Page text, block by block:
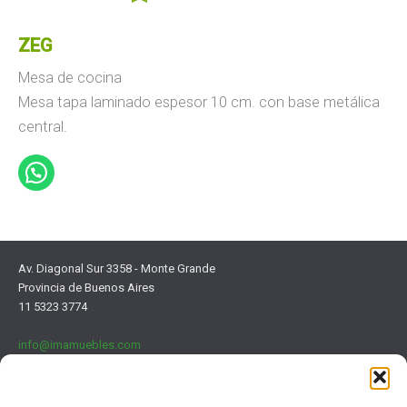
ZEG
Mesa de cocina
Mesa tapa laminado espesor 10 cm. con base metálica
central.
Av. Diagonal Sur 3358 - Monte Grande
Provincia de Buenos Aires
11 5323 3774
info@imamuebles.com